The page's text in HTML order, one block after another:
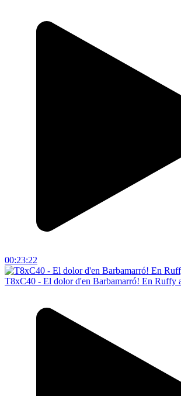
00:23:22
T8xC40 - El dolor d'en Barbamarró! En Ruffy